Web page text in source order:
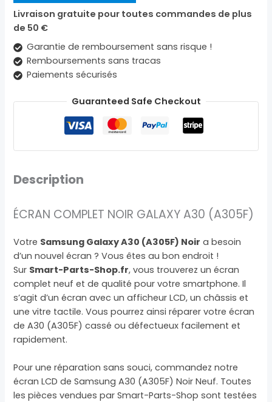
Livraison gratuite pour toutes commandes de plus
de 50 €
Garantie de remboursement sans risque !
Remboursements sans tracas
Paiements sécurisés
Guaranteed Safe Checkout
Description
ÉCRAN COMPLET NOIR GALAXY A30 (A305F)
Votre Samsung Galaxy A30 (A305F) Noir a besoin
d’un nouvel écran ? Vous êtes au bon endroit !
Sur Smart-Parts-Shop.fr, vous trouverez un écran
complet neuf et de qualité pour votre smartphone. Il
s’agit d’un écran avec un afficheur LCD, un châssis et
une vitre tactile. Vous pourrez ainsi réparer votre écran
de A30 (A305F) cassé ou défectueux facilement et
rapidement.
Pour une réparation sans souci, commandez notre
écran LCD de Samsung A30 (A305F) Noir Neuf. Toutes
les pièces vendues par Smart-Parts-Shop sont testées